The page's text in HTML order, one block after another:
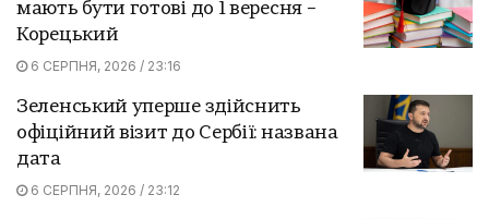
мають бути готові до 1 вересня –
Корецький
6 СЕРПНЯ, 2026 / 23:16
Зеленський уперше здійснить
офіційний візит до Сербії: названа
дата
6 СЕРПНЯ, 2026 / 23:12